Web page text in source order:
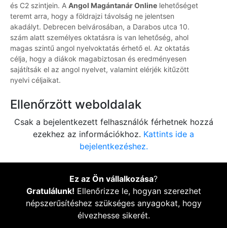
és C2 szintjein. A Angol Magántanár Online lehetőséget
teremt arra, hogy a földrajzi távolság ne jelentsen
akadályt. Debrecen belvárosában, a Darabos utca 10.
szám alatt személyes oktatásra is van lehetőség, ahol
magas szintű angol nyelvoktatás érhető el. Az oktatás
célja, hogy a diákok magabiztosan és eredményesen
sajátítsák el az angol nyelvet, valamint elérjék kitűzött
nyelvi céljaikat.
Ellenőrzött weboldalak
Csak a bejelentkezett felhasználók férhetnek hozzá
ezekhez az információkhoz. Kattints ide a
bejelentkezéshez.
Ez az Ön vállalkozása?
Gratulálunk! Ellenőrizze le, hogyan szerezhet
népszerűsítéshez szükséges anyagokat, hogy
élvezhesse sikerét.